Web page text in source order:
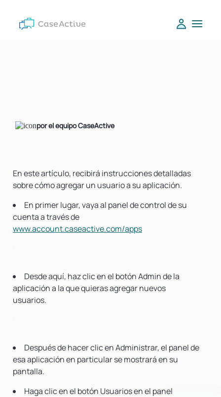
por el equipo CaseActive
En este artículo, recibirá instrucciones detalladas
sobre cómo agregar un usuario a su aplicación.
En primer lugar, vaya al panel de control de su
cuenta a través de
www.account.caseactive.com/apps
Desde aquí, haz clic en el botón Admin de la
aplicación a la que quieras agregar nuevos
usuarios.
Después de hacer clic en Administrar, el panel de
esa aplicación en particular se mostrará en su
pantalla.
Haga clic en el botón Usuarios en el panel